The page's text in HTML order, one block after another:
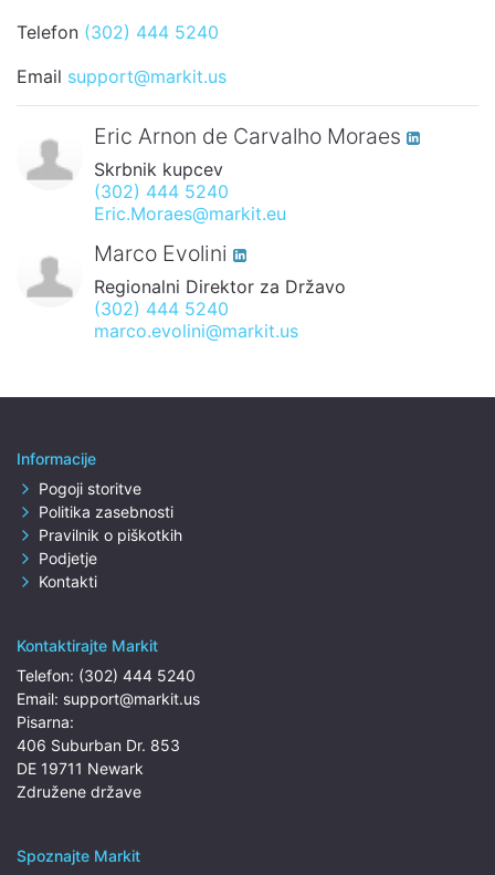
Telefon (302) 444 5240
Email support@markit.us
Eric Arnon de Carvalho Moraes
Skrbnik kupcev
(302) 444 5240
Eric.Moraes@markit.eu
Marco Evolini
Regionalni Direktor za Državo
(302) 444 5240
marco.evolini@markit.us
Informacije
Pogoji storitve
Politika zasebnosti
Pravilnik o piškotkih
Podjetje
Kontakti
Kontaktirajte Markit
Telefon: (302) 444 5240
Email: support@markit.us
Pisarna:
406 Suburban Dr. 853
DE 19711 Newark
Združene države
Spoznajte Markit